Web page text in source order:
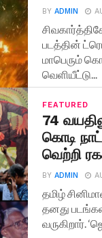
BYADMIN
படத்தின்
மாபெரும்
வெளியீட்டு...
FEATURED
74
கொடி
வெற்றி
BYADMIN
தமிழ்
தனது
வருகிறார்.